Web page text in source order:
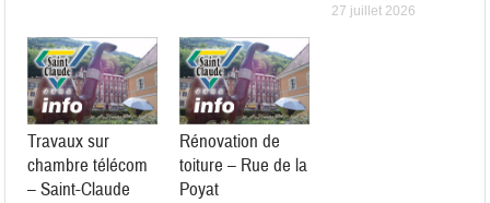
27 juillet 2026
Travaux sur
chambre télécom
– Saint-Claude
Rénovation de
toiture – Rue de la
Poyat